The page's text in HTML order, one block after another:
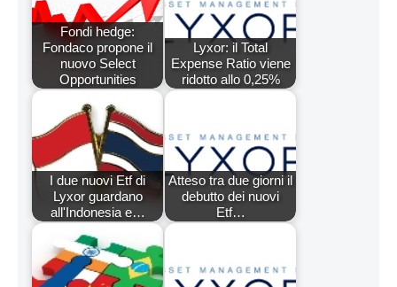
Fondi hedge:
Fondaco propone il
nuovo Select
Opportunities
Lyxor: il Total
Expense Ratio viene
ridotto allo 0,25%
I due nuovi Etf di
Lyxor guardano
all'Indonesia e…
Atteso tra due giorni il
debutto dei nuovi
Etf…